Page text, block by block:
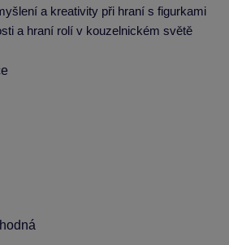
a kreativity při hraní s figurkami
a hraní rolí v kouzelnickém světě